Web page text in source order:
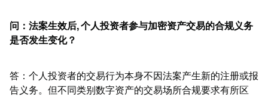
问：法案生效后, 个人投资者参与加密资产交易的合规义务
是否发生变化？
答：个人投资者的交易行为本身不因法案产生新的注册或报
告义务。但不同类别数字资产的交易场所合规要求有所区